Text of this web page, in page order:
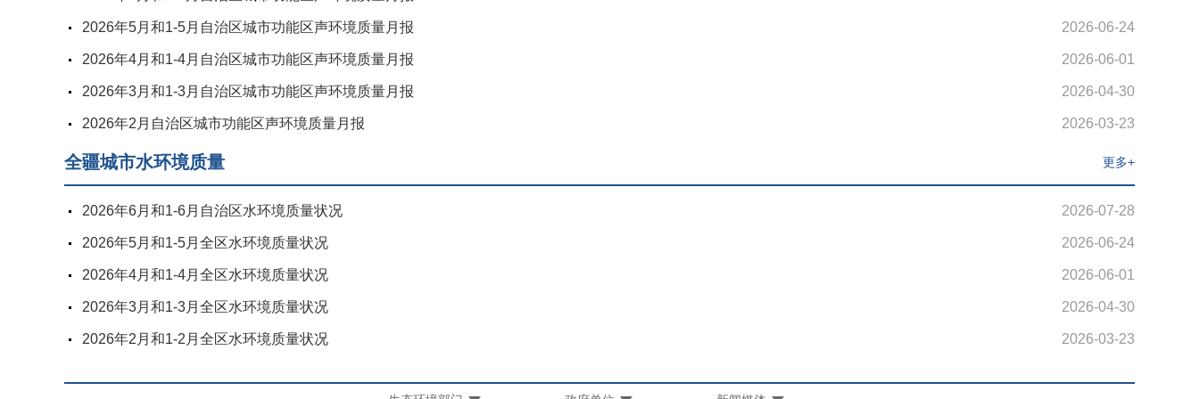
2026-06-24
2026年5月和1-5月自治区城市功能区声环境质量月报
2026-06-01
2026年4月和1-4月自治区城市功能区声环境质量月报
2026-04-30
2026年3月和1-3月自治区城市功能区声环境质量月报
2026-03-23
2026年2月自治区城市功能区声环境质量月报
全疆城市水环境质量 更多+
2026-07-28
2026年6月和1-6月自治区水环境质量状况
2026-06-24
2026年5月和1-5月全区水环境质量状况
2026-06-01
2026年4月和1-4月全区水环境质量状况
2026-04-30
2026年3月和1-3月全区水环境质量状况
2026-03-23
2026年2月和1-2月全区水环境质量状况